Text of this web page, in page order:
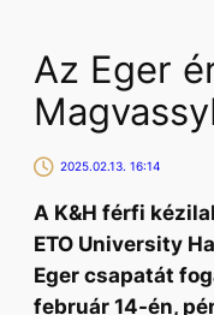
Az Eger
2025.02.13. 16:14
A K&H férfi
ETO University
Eger csapatát
február 14-én,